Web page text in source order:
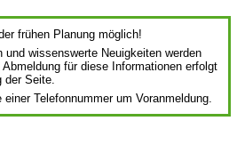
frühen Planung möglich!
und wissenswerte Neuigkeiten werden
für diese Informationen erfolgt
der Seite.
Telefonnummer um Voranmeldung.